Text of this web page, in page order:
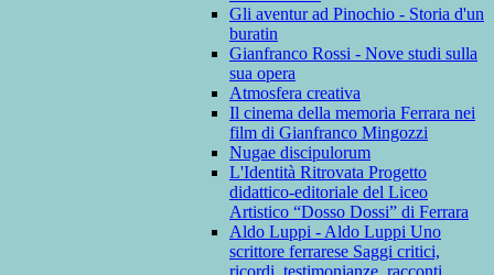
Gli aventur ad Pinochio - Storia d'un
buratin
Gianfranco Rossi - Nove studi sulla
sua opera
Atmosfera creativa
Il cinema della memoria Ferrara nei
film di Gianfranco Mingozzi
Nugae discipulorum
L'Identità Ritrovata Progetto
didattico-editoriale del Liceo
Artistico “Dosso Dossi” di Ferrara
Aldo Luppi - Aldo Luppi Uno
scrittore ferrarese Saggi critici,